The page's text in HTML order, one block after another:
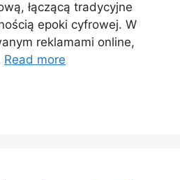
łączącą tradycyjne
epoki cyfrowej. W
reklamami online,
Read more